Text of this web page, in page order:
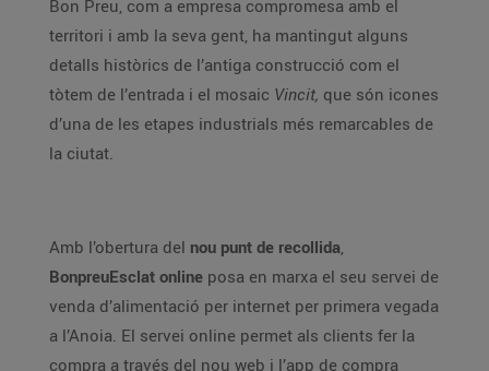
Bon Preu, com a empresa compromesa amb el
territori i amb la seva gent, ha mantingut alguns
detalls històrics de l’antiga construcció com el
tòtem de l’entrada i el mosaic Vincit, que són icones
d’una de les etapes industrials més remarcables de
la ciutat.
Amb l’obertura del nou punt de recollida,
BonpreuEsclat online posa en marxa el seu servei de
venda d’alimentació per internet per primera vegada
a l’Anoia. El servei online permet als clients fer la
compra a través del nou web i l’app de compra